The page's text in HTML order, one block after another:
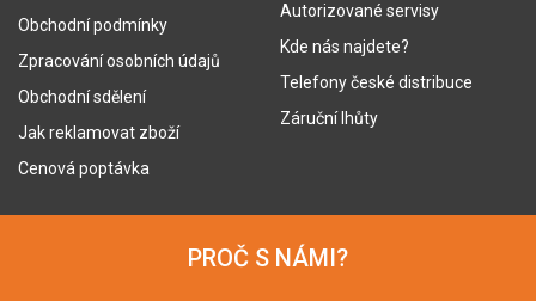
Obchodní podmínky
Zpracování osobních údajů
Obchodní sdělení
Jak reklamovat zboží
Cenová poptávka
Autorizované servisy
Kde nás najdete?
Telefony české distribuce
Záruční lhůty
PROČ S NÁMI?